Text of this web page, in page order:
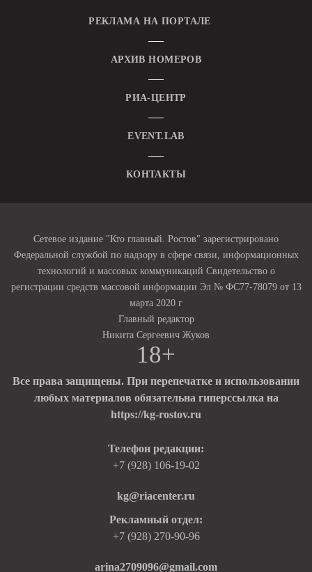
РЕКЛАМА НА ПОРТАЛЕ
АРХИВ НОМЕРОВ
РИА-ЦЕНТР
EVENT.LAB
КОНТАКТЫ
Сетевое издание "Кто главный. Ростов" зарегистрировано
Федеральной службой по надзору в сфере связи, информационных
технологий и массовых коммуникаций Свидетельство о
регистрации средств массовой информации Эл № ФС77-78079 от 13
марта 2020 г
Главный редактор
Никита Сергеевич Жуков
18+
Все права защищены. При перепечатке и использовании
любых материалов обязательна гиперссылка на
https://kg-rostov.ru
Телефон редакции:
+7 (928) 106-19-02
kg@riacenter.ru
Рекламный отдел:
+7 (928) 270-90-96
arina2709096@gmail.com